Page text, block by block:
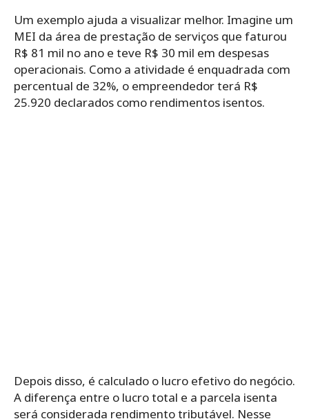
Um exemplo ajuda a visualizar melhor. Imagine um
MEI da área de prestação de serviços que faturou
R$ 81 mil no ano e teve R$ 30 mil em despesas
operacionais. Como a atividade é enquadrada com
percentual de 32%, o empreendedor terá R$
25.920 declarados como rendimentos isentos.
Depois disso, é calculado o lucro efetivo do negócio.
A diferença entre o lucro total e a parcela isenta
será considerada rendimento tributável. Nesse